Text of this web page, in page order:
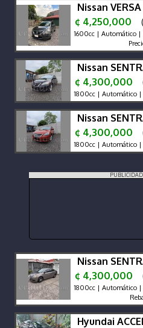
Nissan VERSA
¢ 4,250,000
1600cc | Automático |
Nissan
¢ 4,300,000
1800cc | Automático
Nissan
¢ 4,300,000
1800cc | Automático
PUBLICIDAD
Nissan
¢ 4,300,000
1800cc | Automático |
Hyundai